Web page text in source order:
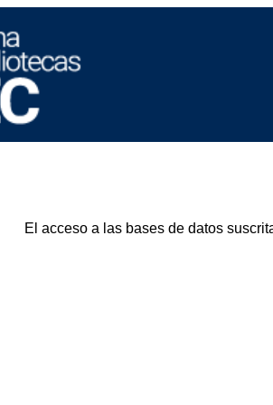
El acceso a las bases de datos